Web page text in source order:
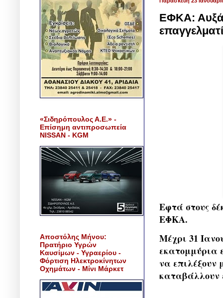
ΕΦΚΑ:
Εφτά στους
ΕΦΚΑ.
Μέχρι 31
εκατομμύρια
να επιλέξουν
καταβάλλουν
«Σιδηρόπουλος Α.Ε.» -
Επίσημη αντιπροσωπεία
NISSAN - KGM
Αποστόλης Μήνου:
Πρατήριο Υγρών
Καυσίμων - Υγραερίου -
Φόρτιση Ηλεκτροκίνητων
Οχημάτων - Μίνι Μάρκετ